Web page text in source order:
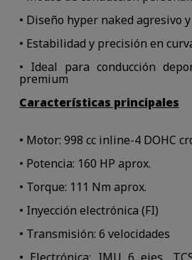
• Diseño hyper naked agresivo
• Estabilidad y precisión en
• Ideal para conducción
premium
Características principales
• Motor: 998 cc inline-4 DOHC
• Potencia: 160 HP aprox.
• Torque: 111 Nm aprox.
• Inyección electrónica (FI)
• Transmisión: 6 velocidades